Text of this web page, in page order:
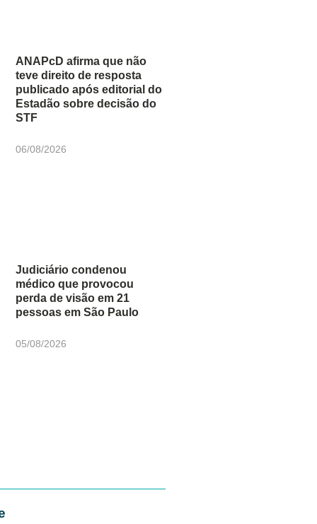
ANAPcD afirma que não
teve direito de resposta
publicado após editorial do
Estadão sobre decisão do
STF
06/08/2026
Judiciário condenou
médico que provocou
perda de visão em 21
pessoas em São Paulo
05/08/2026